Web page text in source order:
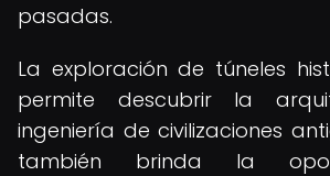
pasadas.
La exploración de túneles
permite descubrir la
ingeniería de civilizaciones
también brinda la